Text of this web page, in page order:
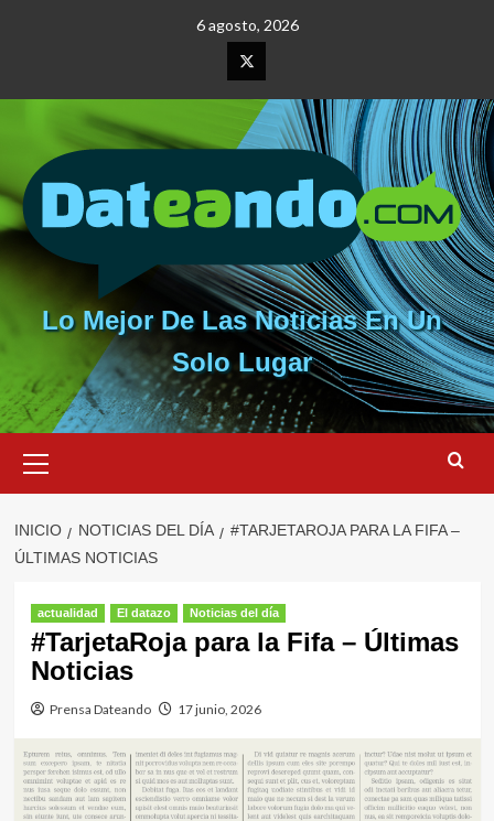
6 agosto, 2026
Elemento
del
menú
Lo Mejor De Las Noticias En Un
Solo Lugar
primario
INICIO NOTICIAS DEL DÍA
#TARJETAROJA PARA LA FIFA –
ÚLTIMAS NOTICIAS
actualidad El datazo Noticias del día
#TarjetaRoja para la Fifa – Últimas
Noticias
Prensa Dateando 17 junio, 2026